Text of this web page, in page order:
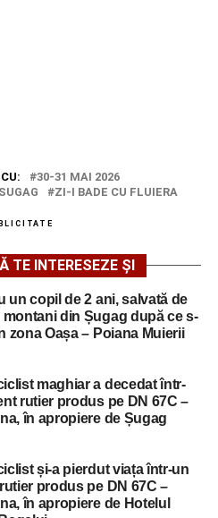
30-31 MAI 2026
ZI-I BADE CU FLUIERA
TE INTERESEZE ȘI
un copil de 2 ani, salvată de
montani din Șugag după ce s-
zona Oașa – Poiana Muierii
maghiar a decedat într-
rutier produs pe DN 67C –
în apropiere de Șugag
și-a pierdut viața într-un
produs pe DN 67C –
în apropiere de Hotelul